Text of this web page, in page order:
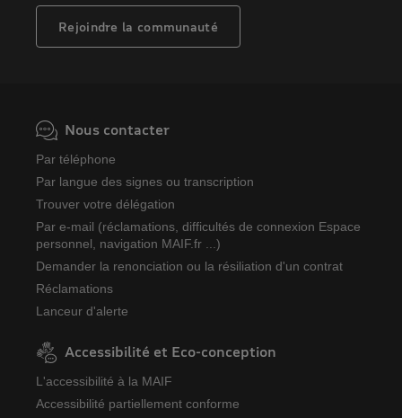
Rejoindre la communauté
Nous contacter
Par téléphone
Par langue des signes ou transcription
Trouver votre délégation
Par e-mail (réclamations, difficultés de connexion Espace
personnel, navigation MAIF.fr ...)
Demander la renonciation ou la résiliation d'un contrat
Réclamations
Lanceur d'alerte
Accessibilité et Eco-conception
L'accessibilité à la MAIF
Accessibilité partiellement conforme